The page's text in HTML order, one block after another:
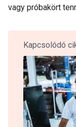
vagy próbakört
Kapcsolódó